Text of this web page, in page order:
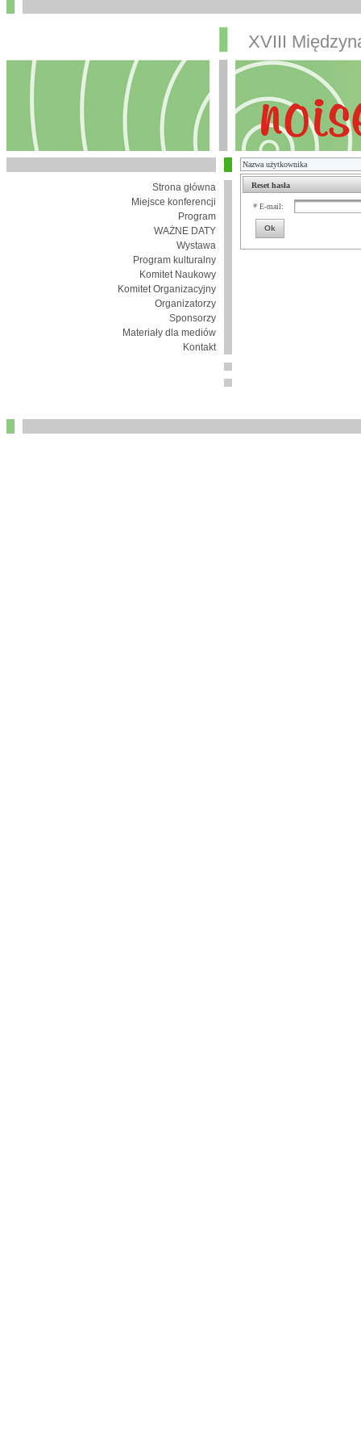
XVIII
Strona główna
Miejsce konferencji
Program
WAŻNE DATY
Wystawa
Program kulturalny
Komitet Naukowy
Komitet Organizacyjny
Organizatorzy
Sponsorzy
Materiały dla mediów
Kontakt
Reset hasła
* E-mail:
Ok